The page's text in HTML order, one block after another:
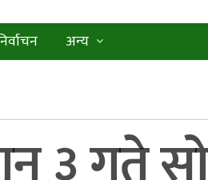
अन्य